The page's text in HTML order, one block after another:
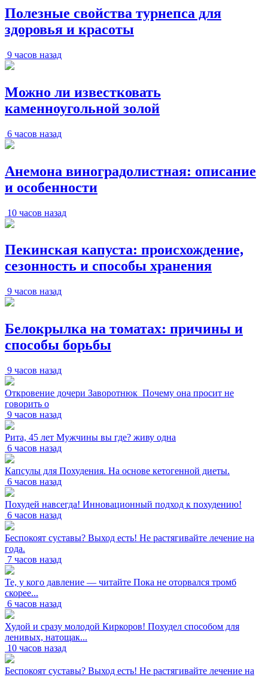
Полезные свойства турнепса для
здоровья и красоты
9 часов назад
Можно ли известковать
каменноугольной золой
6 часов назад
Анемона виноградолистная: описание
и особенности
10 часов назад
Пекинская капуста: происхождение,
сезонность и способы хранения
9 часов назад
Белокрылка на томатах: причины и
способы борьбы
9 часов назад
Откровение дочери Заворотнюк_Почему она просит не
говорить о
9 часов назад
Рита, 45 лет Мужчины вы где? живу одна
6 часов назад
Капсулы для Похудения. На основе кетогенной диеты.
6 часов назад
Похудей навсегда! Инновационный подход к похудению!
6 часов назад
Беспокоят суставы? Выход есть! Не растягивайте лечение на
года.
7 часов назад
Те, у кого давление — читайте Пока не оторвался тромб
скорее...
6 часов назад
Худой и сразу молодой Киркоров! Похудел способом для
ленивых, натощак...
10 часов назад
Беспокоят суставы? Выход есть! Не растягивайте лечение на